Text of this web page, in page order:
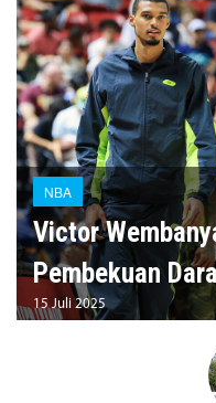
NBA
Victor
Pembekuan
15 Juli 2025